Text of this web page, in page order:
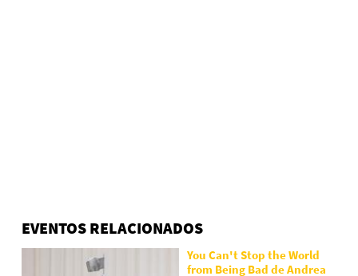
EVENTOS RELACIONADOS
You Can't Stop the World
from Being Bad de Andrea